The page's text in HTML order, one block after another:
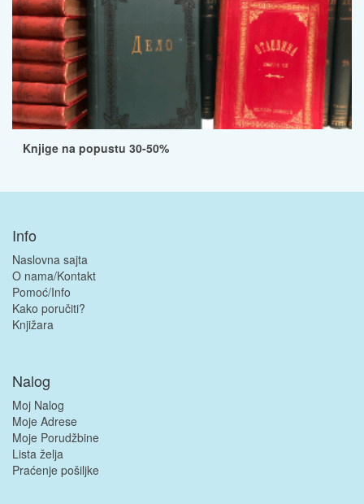
Knjige na popustu 30-50%
Info
Naslovna sajta
O nama/Kontakt
Pomoć/Info
Kako poručiti?
Knjižara
Nalog
Moj Nalog
Moje Adrese
Moje Porudžbine
Lista želja
Praćenje pošiljke